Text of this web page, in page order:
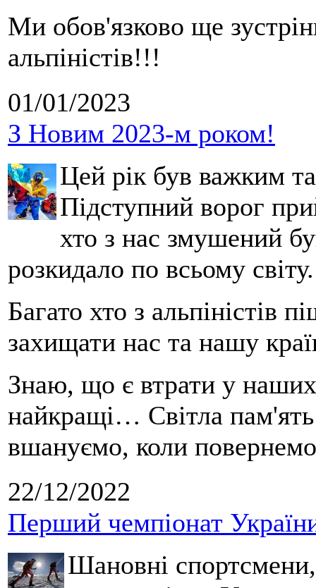
Ми обов'язково ще
альпіністів!!!
01/01/2023
З Новим 2023-м роком!
Цей рік був важким
Підступний ворог
хто з нас змушений
розкидало по всьому світу.
Багато хто з альпіністів
захищати нас та нашу
Знаю, що є втрати у
найкращі… Світла
вшануємо, коли
22/12/2022
Перший чемпіонат України
Шановні спортсмени,